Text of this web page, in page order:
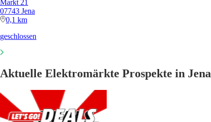
Markt 21
07743 Jena
0,1 km
geschlossen
Aktuelle Elektromärkte Prospekte in Jena